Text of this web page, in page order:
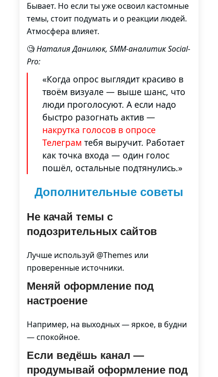
Бывает. Но если ты уже освоил кастомные
темы, стоит подумать и о реакции людей.
Атмосфера влияет.
🧐Наталия Данилюк, SMM-аналитик Social-
Pro:
«Когда опрос выглядит красиво в
твоём визуале — выше шанс, что
люди проголосуют. А если надо
быстро разогнать актив —
накрутка голосов в опросе
Телеграм тебя выручит. Работает
как точка входа — один голос
пошёл, остальные подтянулись.»
Дополнительные советы
Не качай темы с
подозрительных сайтов
Лучше используй @Themes или
проверенные источники.
Меняй оформление под
настроение
Например, на выходных — яркое, в будни
— спокойное.
Если ведёшь канал —
продумывай оформление под